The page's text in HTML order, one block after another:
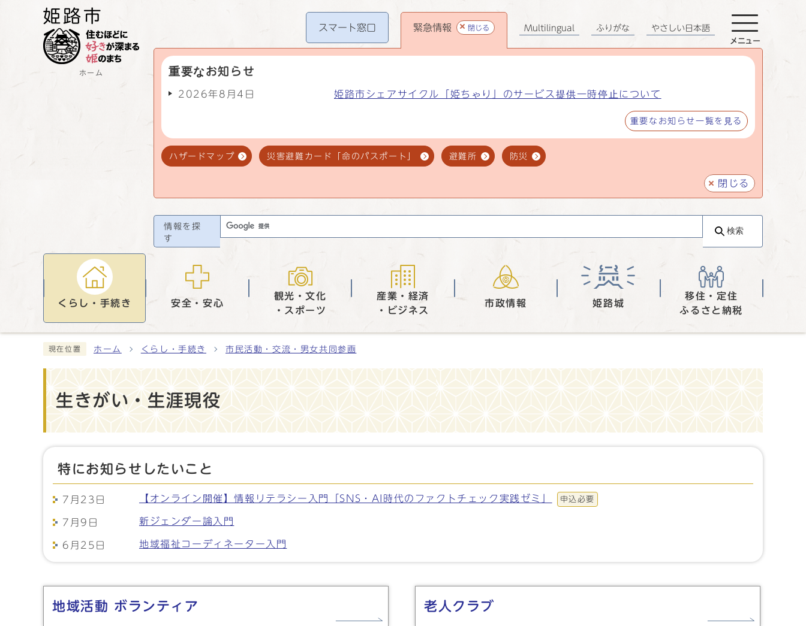
ホーム
スマート窓口 緊急情報 閉じる
重要なお知らせ
2026年8月4日 姫路市シェアサイクル「姫ちゃり」のサービス提供一時停止について
重要なお知らせ一覧を見る
ハザードマップ 災害避難カード「命のパスポート」 避難所 防災
閉じる
Multilingual ふりがな やさしい日本語
メニュー
情報を探
す
検索
くらし・手続き 安全・安心
観光・文化
・スポーツ
産業・経済
・ビジネス
市政情報 姫路城
移住・定住
ふるさと納税
現在位置 ホーム くらし・手続き 市民活動・交流・男女共同参画
生きがい・生涯現役
特にお知らせしたいこと
7月23日 【オンライン開催】情報リテラシー入門「SNS・AI時代のファクトチェック実践ゼミ」 申込必要
7月9日 新ジェンダー論入門
6月25日 地域福祉コーディネーター入門
地域活動 ボランティア 老人クラブ